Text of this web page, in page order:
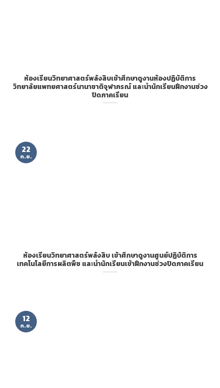
ห้องเรียนวิทยาศาสตร์พลังสิบเข้าศึกษาดูงานห้องปฏิบัติการ
วิทยาลัยแพทยศาสตร์นานาชาติจุฬาภรณ์ และนำนักเรียนฝึกงานช่วง
ปิดภาคเรียน
ห้องเรียนวิทยาศาสตร์พลังสิบ เข้าศึกษาดูงานศูนย์ปฏิบัติการ
เทคโนโลยีการผลิตพืช และนำนักเรียนเข้าฝึกงานช่วงปิดภาคเรียน
22
ก.ย.
12
ก.ย.